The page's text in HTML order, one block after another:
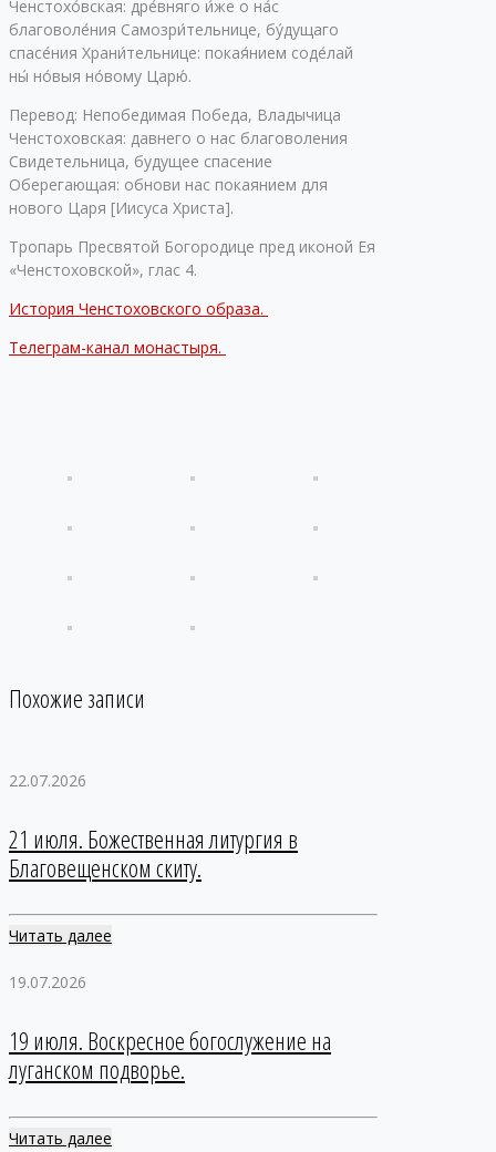
Ченстохо́вская: дре́вняго и́же о на́с
благоволе́ния Самозри́тельнице, бу́дущаго
спасе́ния Храни́тельнице: покая́нием соде́лай
ны́ но́выя но́вому Царю́.
Перевод: Непобедимая Победа, Владычица
Ченстоховская: давнего о нас благоволения
Свидетельница, будущее спасение
Оберегающая: обнови нас покаянием для
нового Царя [Иисуса Христа].
Тропарь Пресвятой Богородице пред иконой Ея
«Ченстоховской», глас 4.
История Ченстоховского образа.
Телеграм-канал монастыря.
Похожие записи
22.07.2026
21 июля. Божественная литургия в
Благовещенском скиту.
Читать далее
19.07.2026
19 июля. Воскресное богослужение на
луганском подворье.
Читать далее